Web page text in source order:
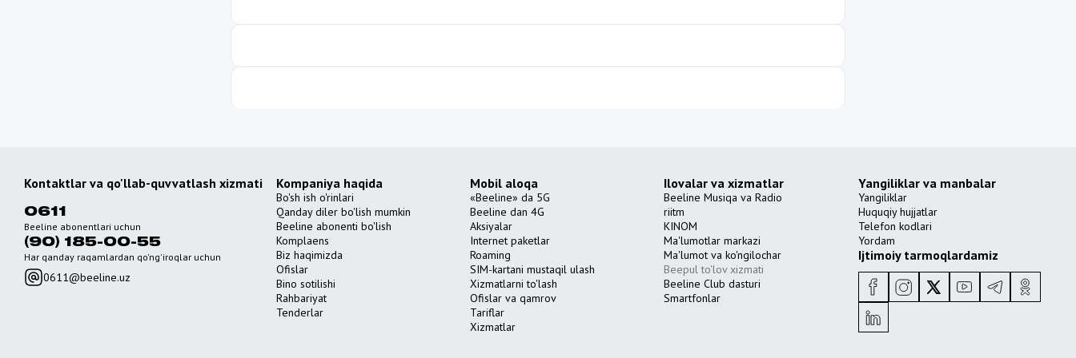
Kontaktlar va qo'llab-quvvatlash xizmati
0611
Beeline abonentlari uchun
(90) 185-00-55
Har qanday raqamlardan qo'ng'iroqlar uchun
0611@beeline.uz
Kompaniya haqida
Bo'sh ish o'rinlari
Qanday diler bo'lish mumkin
Beeline abonenti bo'lish
Komplaens
Biz haqimizda
Ofislar
Bino sotilishi
Rahbariyat
Tenderlar
Mobil aloqa
«Beeline» da 5G
Beeline dan 4G
Aksiyalar
Internet paketlar
Roaming
SIM-kartani mustaqil ulash
Xizmatlarni to'lash
Ofislar va qamrov
Tariflar
Xizmatlar
Ilovalar va xizmatlar
Beeline Musiqa va Radio
riitm
KINOM
Ma'lumotlar markazi
Ma'lumot va ko'ngilochar
Beepul to'lov xizmati
Beeline Club dasturi
Smartfonlar
Yangiliklar va manbalar
Yangiliklar
Huquqiy hujjatlar
Telefon kodlari
Yordam
Ijtimoiy tarmoqlardamiz